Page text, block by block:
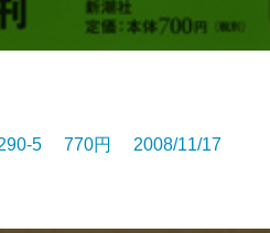
5 770円 2008/11/17